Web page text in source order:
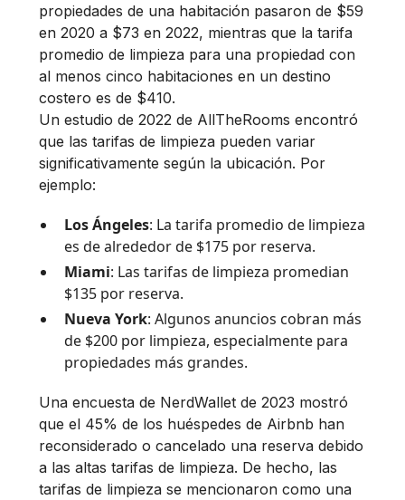
propiedades de una habitación pasaron de $59
en 2020 a $73 en 2022, mientras que la tarifa
promedio de limpieza para una propiedad con
al menos cinco habitaciones en un destino
costero es de $410.
Un estudio de 2022 de AllTheRooms encontró
que las tarifas de limpieza pueden variar
significativamente según la ubicación. Por
ejemplo:
Los Ángeles: La tarifa promedio de limpieza
es de alrededor de $175 por reserva.
Miami: Las tarifas de limpieza promedian
$135 por reserva.
Nueva York: Algunos anuncios cobran más
de $200 por limpieza, especialmente para
propiedades más grandes.
Una encuesta de NerdWallet de 2023 mostró
que el 45% de los huéspedes de Airbnb han
reconsiderado o cancelado una reserva debido
a las altas tarifas de limpieza. De hecho, las
tarifas de limpieza se mencionaron como una